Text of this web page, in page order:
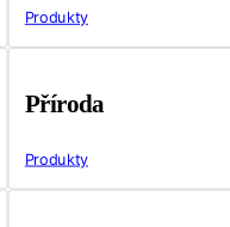
Produkty
Příroda
Produkty